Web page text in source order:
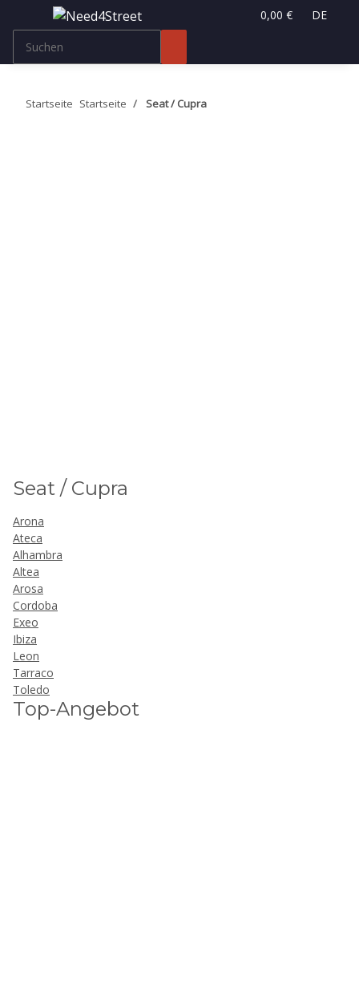
0,00 € DE
Startseite Startseite Seat / Cupra
Seat / Cupra
Arona
Ateca
Alhambra
Altea
Arosa
Cordoba
Exeo
Ibiza
Leon
Tarraco
Toledo
Top-Angebot